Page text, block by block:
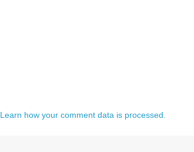
Learn how your comment data is processed.